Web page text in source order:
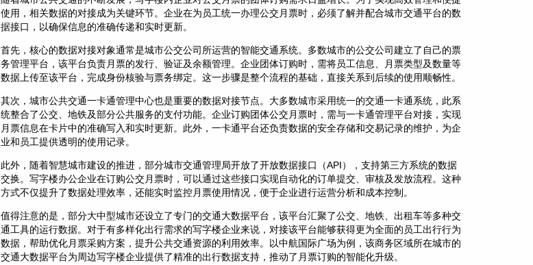
使用，相关数据的对接成为关键环节。企业在为员工统一办理公交月票时，必须了解并配合城市交通平台的数
据接口，以确保信息的准确传递和实时更新。
首先，核心的数据对接对象通常是城市公交公司所运营的智能交通系统。多数城市的公交公司建立了自己的票
务管理平台，该平台负责月票的发行、验证及余额管理。企业团体订购时，需将员工信息、月票类型及数量等
数据上传至该平台，完成身份核验与票务绑定。这一步骤是整个流程的基础，直接关系到后续的使用顺畅性。
其次，城市公共交通一卡通管理中心也是重要的数据对接节点。大多数城市采用统一的交通一卡通系统，此系
统整合了公交、地铁及部分公共服务的支付功能。企业订购团体公交月票时，需与一卡通管理平台对接，实现
月票信息在卡片中的准确写入和实时更新。此外，一卡通平台还负责数据的安全存储和交易记录的维护，为企
业和员工提供透明的使用记录。
此外，随着智慧城市建设的推进，部分城市交通管理局开放了开放数据接口（API），支持第三方系统的数据
交换。写字楼办公企业在订购公交月票时，可以通过这些接口实现自动化的订单提交、审核及发放流程。这种
方式不仅提升了数据处理效率，还能实时监控月票使用情况，便于企业进行运营分析和成本控制。
值得注意的是，部分大中型城市还设立了专门的交通大数据平台，该平台汇聚了公交、地铁、出租车等多种交
通工具的运行数据。对于有多样化出行需求的写字楼企业来说，对接该平台能够获得更为全面的员工出行行为
数据，帮助优化月票采购方案，提升公共交通资源的利用效率。以中航国际广场为例，该商务区域所在城市的
交通大数据平台为周边写字楼企业提供了精准的出行数据支持，推动了月票订购的智能化升级。